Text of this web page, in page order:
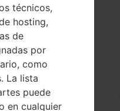
técnicos,
hosting,
de
por
como
La lista
puede
en cualquier